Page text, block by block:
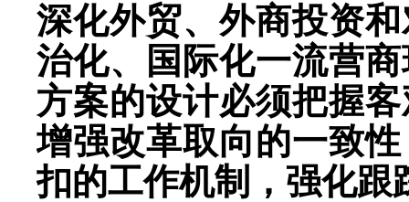
深化外贸、外商投资
治化、国际化一流营
方案的设计必须把握
增强改革取向的一致
扣的工作机制，强化跟